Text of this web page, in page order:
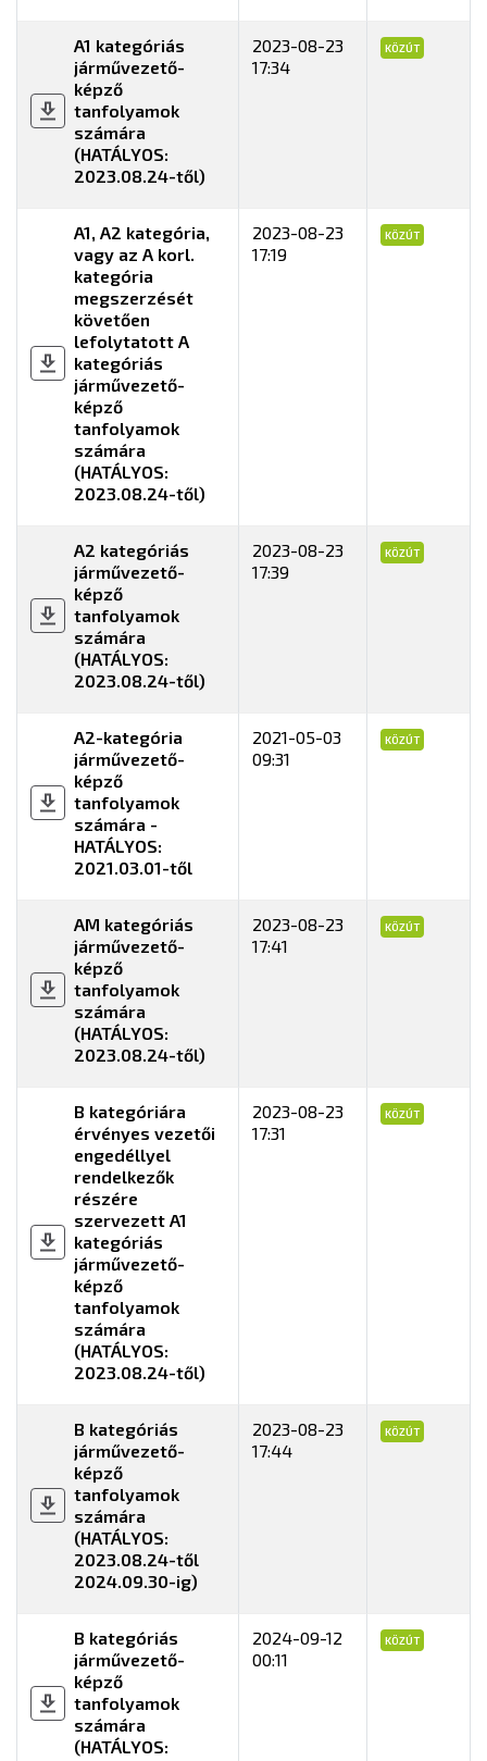
A1 kategóriás
járművezető-
képző
tanfolyamok
számára
(HATÁLYOS:
2023.08.24-től)
2023-08-23
17:34
KÖZÚT
A1, A2 kategória,
vagy az A korl.
kategória
megszerzését
követően
lefolytatott A
kategóriás
járművezető-
képző
tanfolyamok
számára
(HATÁLYOS:
2023.08.24-től)
2023-08-23
17:19
KÖZÚT
A2 kategóriás
járművezető-
képző
tanfolyamok
számára
(HATÁLYOS:
2023.08.24-től)
2023-08-23
17:39
KÖZÚT
A2-kategória
járművezető-
képző
tanfolyamok
számára -
HATÁLYOS:
2021.03.01-től
2021-05-03
09:31
KÖZÚT
AM kategóriás
járművezető-
képző
tanfolyamok
számára
(HATÁLYOS:
2023.08.24-től)
2023-08-23
17:41
KÖZÚT
B kategóriára
érvényes vezetői
engedéllyel
rendelkezők
részére
szervezett A1
kategóriás
járművezető-
képző
tanfolyamok
számára
(HATÁLYOS:
2023.08.24-től)
2023-08-23
17:31
KÖZÚT
B kategóriás
járművezető-
képző
tanfolyamok
számára
(HATÁLYOS:
2023.08.24-től
2024.09.30-ig)
2023-08-23
17:44
KÖZÚT
B kategóriás
járművezető-
képző
tanfolyamok
számára
(HATÁLYOS:
2024-09-12
00:11
KÖZÚT